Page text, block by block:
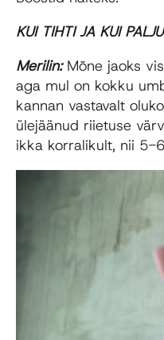
KUI TIHTI JA KUI
Merilin:Mõne jaoks
aga mul on kokku
kannan vastavalt
ülejäänud riietuse
ikka korralikult, nii 5-